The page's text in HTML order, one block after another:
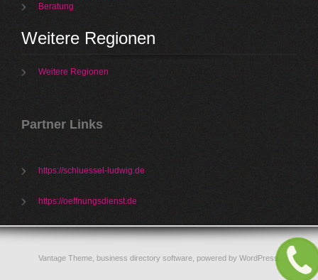
Beratung
Weitere Regionen
Weitere Regionen
Partner Links
https://schluessel-ludwig.de
https://oeffnungsdienst.de
Vantage Theme, business directory software, powered by WordPress